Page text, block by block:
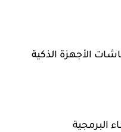
الأجهزة الذكية
البرمجية